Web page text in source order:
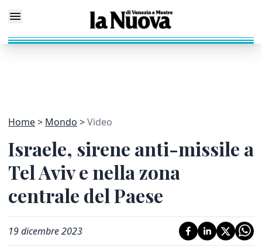
Home Mondo Video
Israele, sirene anti-missile a
Tel Aviv e nella zona
centrale del Paese
19 dicembre 2023